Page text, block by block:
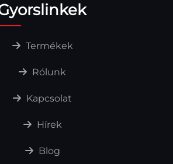
Termékek
Rólunk
Kapcsolat
Hírek
Blog